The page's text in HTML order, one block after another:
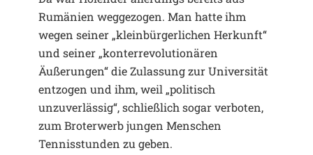
Rumänien weggezogen. Man hatte ihm
wegen seiner „kleinbürgerlichen Herkunft“
und seiner „konterrevolutionären
Äußerungen“ die Zulassung zur Universität
entzogen und ihm, weil „politisch
unzuverlässig“, schließlich sogar verboten,
zum Broterwerb jungen Menschen
Tennisstunden zu geben.